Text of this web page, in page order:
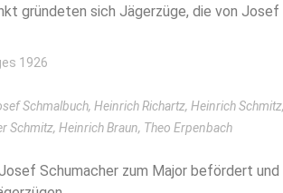
gründeten sich Jägerzüge, die von
1926
Schmalbuch, Heinrich Richartz, Heinrich
Schmitz, Heinrich Braun, Theo Erpenbach
Schumacher zum Major befördert